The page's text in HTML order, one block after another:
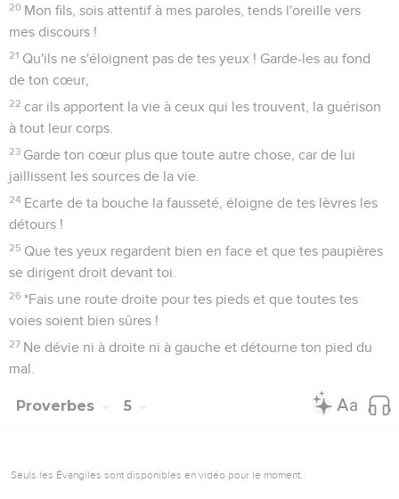
20 Mon fils, sois attentif à mes paroles, tends l'oreille vers
mes discours !
21 Qu'ils ne s'éloignent pas de tes yeux ! Garde-les au fond
de ton cœur,
22 car ils apportent la vie à ceux qui les trouvent, la guérison
à tout leur corps.
23 Garde ton cœur plus que toute autre chose, car de lui
jaillissent les sources de la vie.
24 Ecarte de ta bouche la fausseté, éloigne de tes lèvres les
détours !
25 Que tes yeux regardent bien en face et que tes paupières
se dirigent droit devant toi.
26 *Fais une route droite pour tes pieds et que toutes tes
voies soient bien sûres !
27 Ne dévie ni à droite ni à gauche et détourne ton pied du
mal.
Proverbes 5
Seuls les Évangiles sont disponibles en vidéo pour le moment.